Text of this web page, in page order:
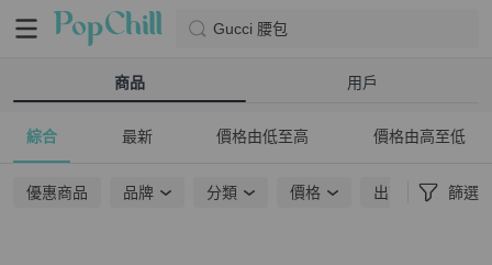
Gucci 腰包
商品 用戶
綜合 最新 價格由低至高 價格由高至低
優惠商品 品牌 分類 價格 出貨地點 篩選